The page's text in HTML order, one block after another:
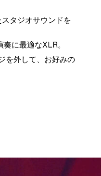
タジオサウンドを
に最適なXLR。
を外して、お好みの